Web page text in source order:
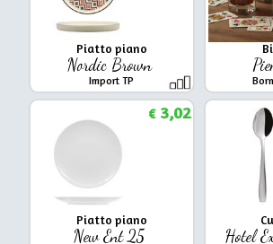
Piatto piano
Nordic Brown
Import TP
Piatto piano
New Ent 25
€3,02
Hotel